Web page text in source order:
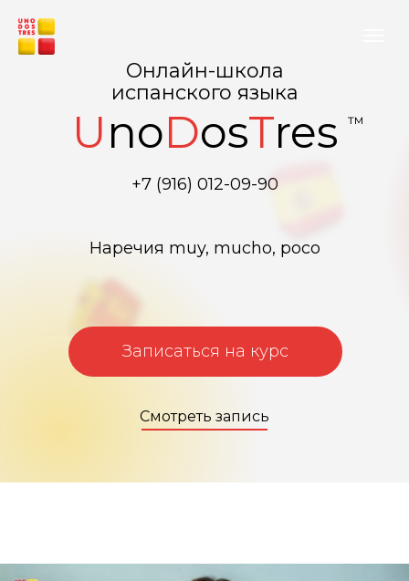
UnoDosTres ™
Онлайн-школа
испанского языка
+7 (916) 012-09-90
Наречия muy, mucho, poco
Смотреть запись
Записаться на курс